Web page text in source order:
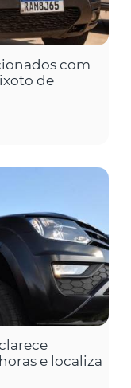
com
de
e localiza